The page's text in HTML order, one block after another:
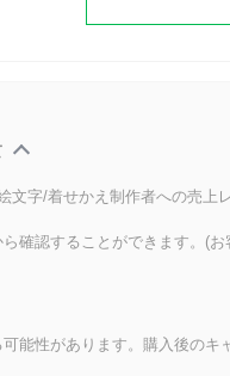
文字/着せかえ制作者への売上
確認することができます。(
能性があります。購入後のキ